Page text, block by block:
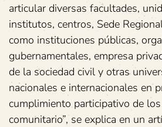
articular diversas facultades,
institutos, centros, Sede
como instituciones públicas,
gubernamentales, empresa
de la sociedad civil y otras
nacionales e internacionales en
cumplimiento participativo de
comunitario”, se explica en un